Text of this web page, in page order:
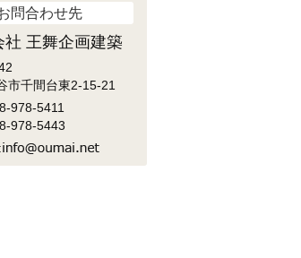
問合わせ先
社 王舞企画建築
市千間台東2-15-21
978-5411
978-5443